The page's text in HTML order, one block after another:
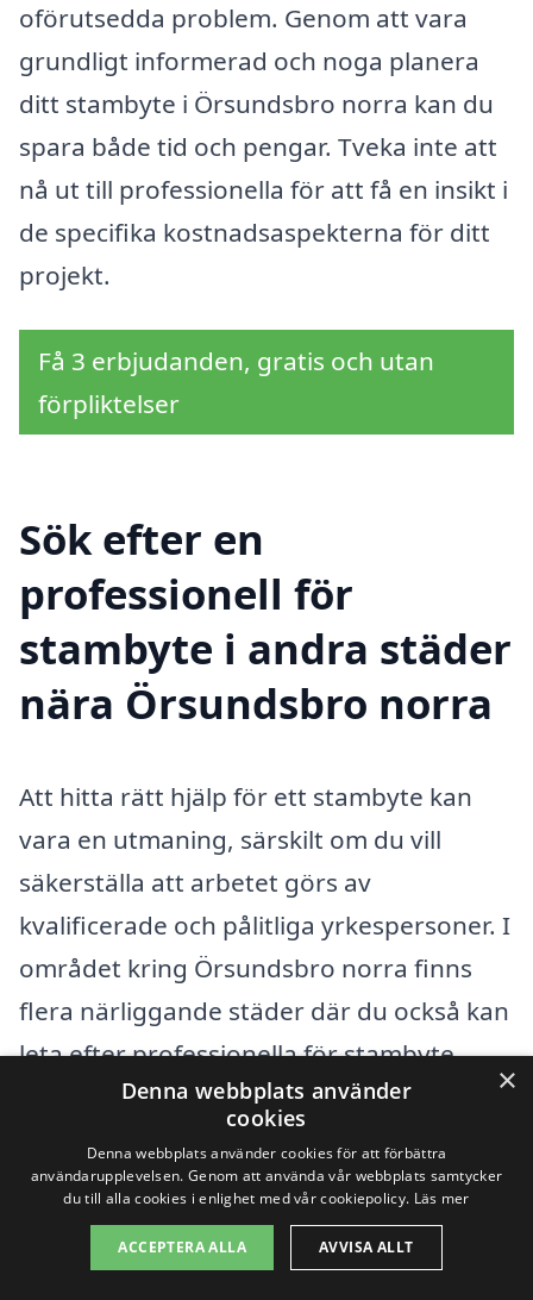
oförutsedda problem. Genom att vara
grundligt informerad och noga planera
ditt stambyte i Örsundsbro norra kan du
spara både tid och pengar. Tveka inte att
nå ut till professionella för att få en insikt i
de specifika kostnadsaspekterna för ditt
projekt.
Få 3 erbjudanden, gratis och utan
förpliktelser
Sök efter en
professionell för
stambyte i andra städer
nära Örsundsbro norra
Att hitta rätt hjälp för ett stambyte kan
vara en utmaning, särskilt om du vill
säkerställa att arbetet görs av
kvalificerade och pålitliga yrkespersoner. I
området kring Örsundsbro norra finns
flera närliggande städer där du också kan
leta efter professionella för stambyte.
Genom att utvidga din sökning kan du
snabbt få tillgång till fler alternativ och
eventuellt bättre erbjudanden. Här är
några städer omkring Örsundsbro norra
där du kan hitta hjälp:
×
Denna webbplats använder
cookies
Denna webbplats använder cookies för att förbättra
användarupplevelsen. Genom att använda vår webbplats samtycker
du till alla cookies i enlighet med vår cookiepolicy. Läs mer
ACCEPTERA ALLA AVVISA ALLT